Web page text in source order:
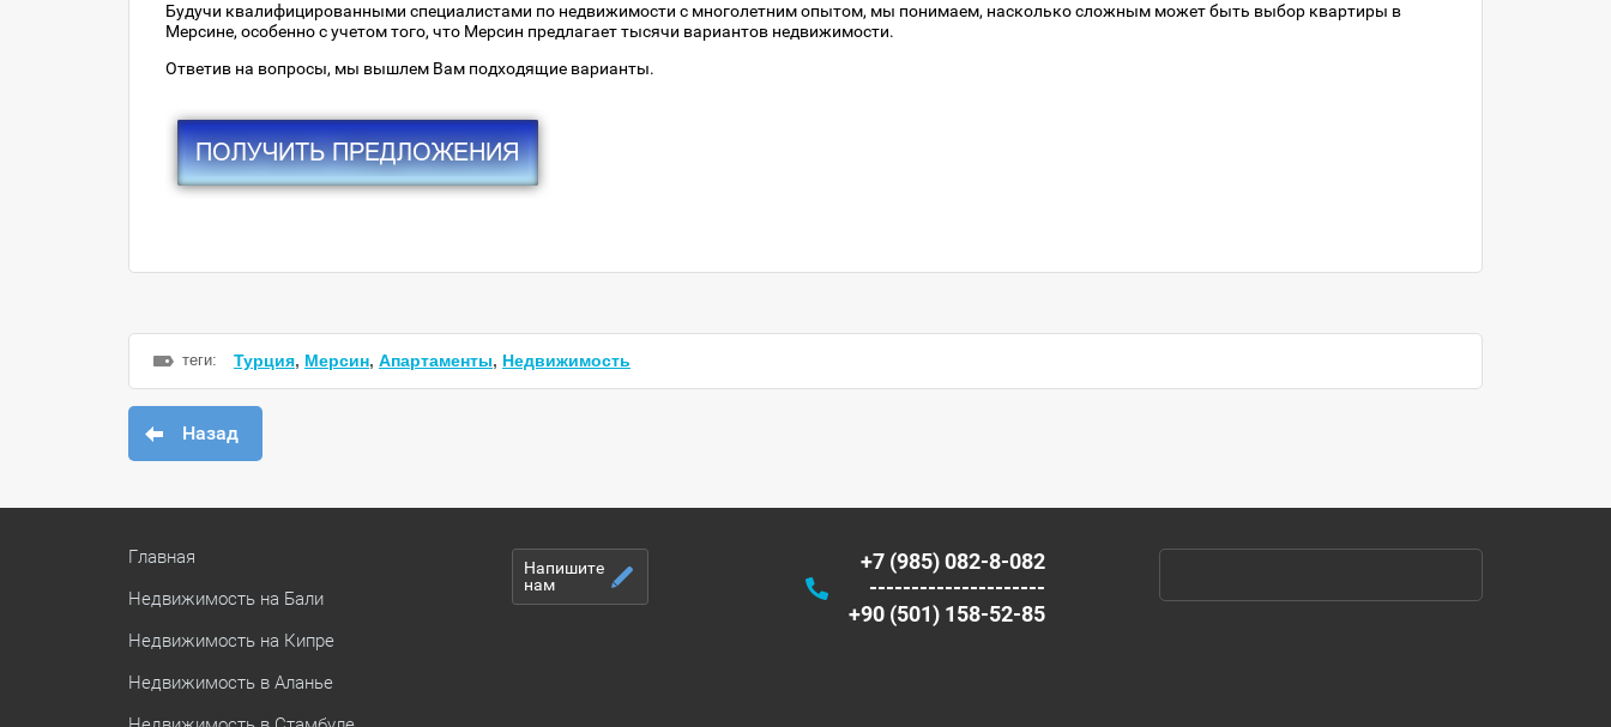
Будучи квалифицированными специалистами по недвижимости с многолетним опытом, мы понимаем, насколько сложным может быть выбор квартиры в
Мерсине, особенно с учетом того, что Мерсин предлагает тысячи вариантов недвижимости.
Ответив на вопросы, мы вышлем Вам подходящие варианты.
теги: Турция, Мерсин, Апартаменты, Недвижимость
Назад
Главная
Недвижимость на Бали
Недвижимость на Кипре
Недвижимость в Аланье
Напишите
нам
+7 (985) 082-8-082
---------------------
+90 (501) 158-52-85